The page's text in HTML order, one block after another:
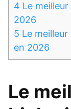
4 Le
2026
5 Le
en 2026
Le